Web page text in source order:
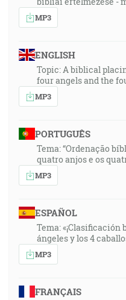
MP3
ENGLISH
Topic: A biblical
four angels and the
MP3
PORTUGUÊS
Tema: “Ordenação
quatro anjos e os
MP3
ESPAÑOL
Tema: «¡Clasificación
ángeles y los 4
MP3
FRANÇAIS